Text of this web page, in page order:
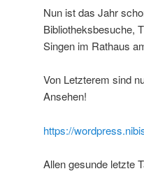
Nun ist das Jahr
Bibliotheksbesuche,
Singen im Rathaus
Von Letzterem sind
Ansehen!
https://
Allen gesunde letzte